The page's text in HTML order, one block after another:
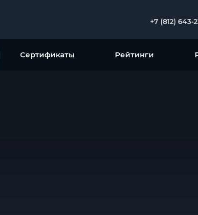
+7 (812) 643-
Сертификаты Рейтинги